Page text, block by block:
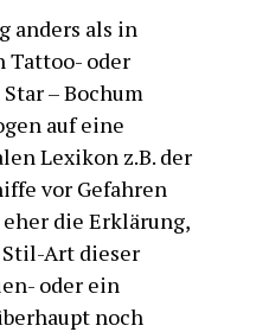
anders als in
Tattoo- oder
– Bochum
auf eine
Lexikon z.B. der
vor Gefahren
die Erklärung,
Art dieser
oder ein
noch